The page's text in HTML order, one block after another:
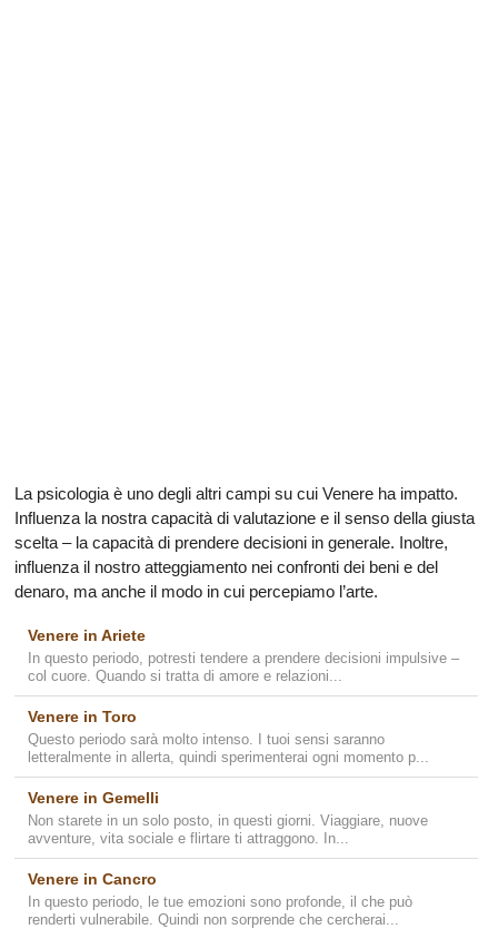
La psicologia è uno degli altri campi su cui Venere ha impatto.
Influenza la nostra capacità di valutazione e il senso della giusta
scelta – la capacità di prendere decisioni in generale. Inoltre,
influenza il nostro atteggiamento nei confronti dei beni e del
denaro, ma anche il modo in cui percepiamo l’arte.
Venere in Ariete
In questo periodo, potresti tendere a prendere decisioni impulsive –
col cuore. Quando si tratta di amore e relazioni...
Venere in Toro
Questo periodo sarà molto intenso. I tuoi sensi saranno
letteralmente in allerta, quindi sperimenterai ogni momento p...
Venere in Gemelli
Non starete in un solo posto, in questi giorni. Viaggiare, nuove
avventure, vita sociale e flirtare ti attraggono. In...
Venere in Cancro
In questo periodo, le tue emozioni sono profonde, il che può
renderti vulnerabile. Quindi non sorprende che cercherai...